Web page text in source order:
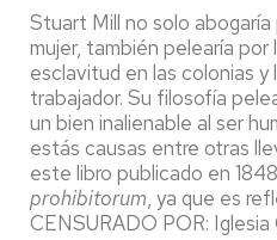
Stuart Mill no solo
mujer, también pelearía por
esclavitud en las colonias y
trabajador. Su filosofía
un bien inalienable al ser
estás causas entre otras
este libro publicado en
prohibitorum, ya que es
CENSURADO POR: Iglesia